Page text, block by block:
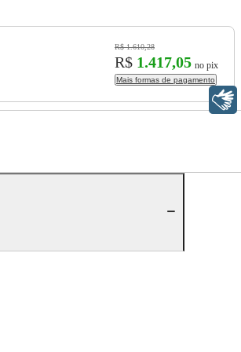
R$ 1.610,28
R$ 1.417,05 no pix
Mais formas de pagamento
Libras